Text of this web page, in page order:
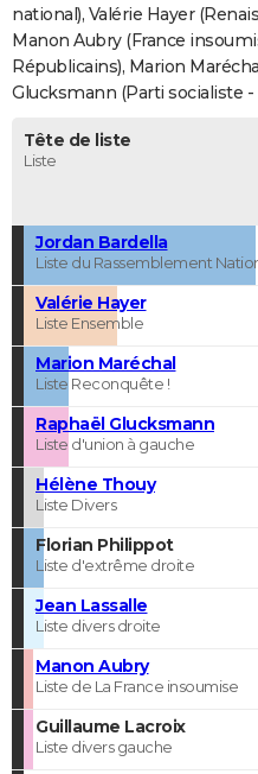
Bricolage
Lifestyle
Culture
Sport
Auto
Television
Voyage
Cinema
national), Valérie Hayer
Manon Aubry (France
Républicains), Marion
Glucksmann (Parti socialiste -
Tête de liste
Liste
Jordan Bardella
Liste du Rassemblement
Valérie Hayer
Liste Ensemble
Marion Maréchal
Liste Reconquête !
Raphaël Glucksmann
Liste d'union à gauche
Hélène Thouy
Liste Divers
Florian Philippot
Liste d'extrême droite
Jean Lassalle
Liste divers droite
Manon Aubry
Liste de La France insoumise
Guillaume Lacroix
Liste divers gauche